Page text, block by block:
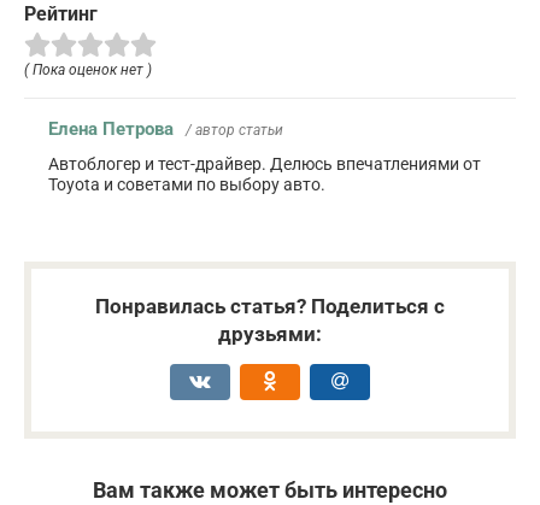
Рейтинг
( Пока оценок нет )
Елена Петрова / автор статьи
Автоблогер и тест-драйвер. Делюсь впечатлениями от
Toyota и советами по выбору авто.
Понравилась статья? Поделиться с
друзьями:
Вам также может быть интересно